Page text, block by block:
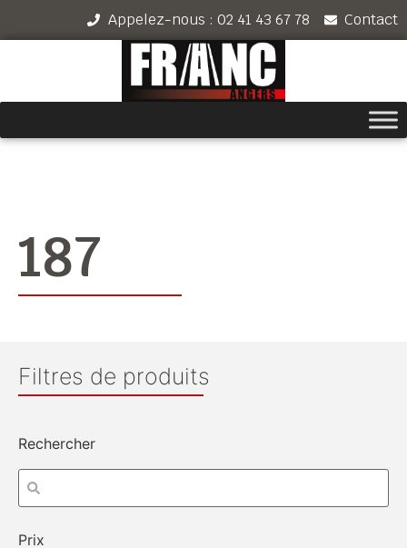
Appelez-nous : 02 41 43 67 78 Contact
187
Filtres de produits
Rechercher
Prix